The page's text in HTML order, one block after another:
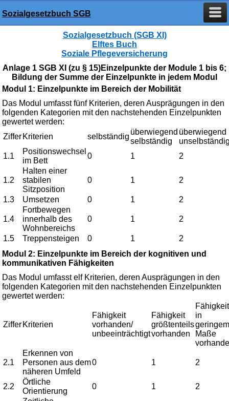
Sozialgesetzbuch SGB
Sozialgesetzbuch (SGB XI)
Elftes Buch
Soziale Pflegeversicherung
Anlage 1 SGB XI (zu § 15)Einzelpunkte der Module 1 bis 6;
Bildung der Summe der Einzelpunkte in jedem Modul
Modul 1: Einzelpunkte im Bereich der Mobilität
Das Modul umfasst fünf Kriterien, deren Ausprägungen in den
folgenden Kategorien mit den nachstehenden Einzelpunkten
gewertet werden:
Ziffer Kriterien selbständig
überwiegend
selbständig
überwiegend
1.1
Positionswechsel
im Bett
0 1 2
1.2
Halten einer
stabilen
Sitzposition
0 1 2
1.3 Umsetzen 0 1 2
1.4
Fortbewegen
innerhalb des
Wohnbereichs
0 1 2
1.5 Treppensteigen 0 1
2
Modul 2: Einzelpunkte im Bereich der kognitiven und
kommunikativen Fähigkeiten
Das Modul umfasst elf Kriterien, deren Ausprägungen in den
folgenden Kategorien mit den nachstehenden Einzelpunkten
gewertet werden:
Ziffer Kriterien
Fähigkeit
vorhanden/
unbeeinträchtigt
Fähigkeit
größtenteils
vorhanden
Fähigkeit
in
geringem
Maße
2.1
Erkennen von
Personen aus dem
näheren Umfeld
0 1 2
2.2
Örtliche
Orientierung
0 1 2